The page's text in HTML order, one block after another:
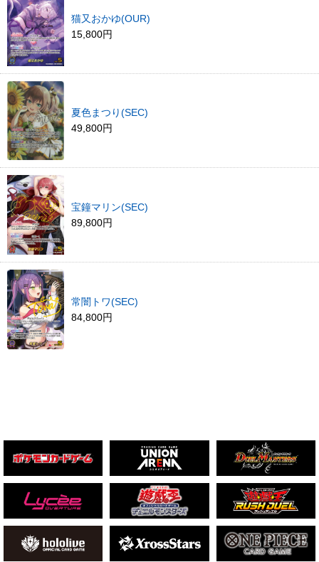
猫又おかゆ(OUR)
15,800円
夏色まつり(SEC)
49,800円
宝鐘マリン(SEC)
89,800円
常闇トワ(SEC)
84,800円